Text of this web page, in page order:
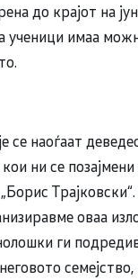
до крајот на
ученици имаа
се наоѓаат
ни се
оваа
ги
семејство,